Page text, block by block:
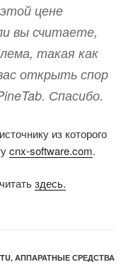
цене
вы считаете,
такая как
открыть спор
Спасибо.
из которого
cnx-software.com.
здесь.
, АППАРАТНЫЕ СРЕДСТВА